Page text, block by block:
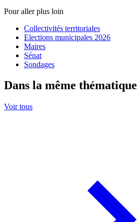
Pour aller plus loin
Collectivités territoriales
Elections municipales 2026
Maires
Sénat
Sondages
Dans la même thématique
Voir tous